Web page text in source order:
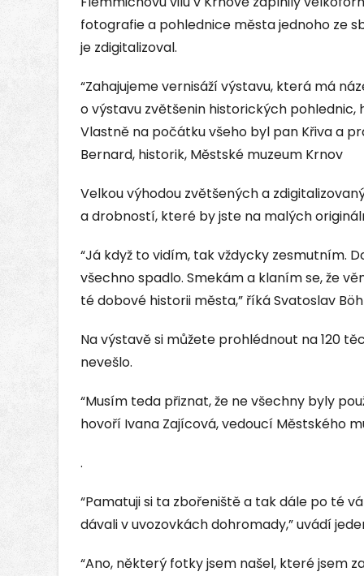
fotografie a pohlednice města jednoho ze
je zdigitalizoval.
“Zahajujeme vernisáží výstavu, která má
o výstavu zvětšenin historických
Vlastně na počátku všeho byl pan Křiva a
Bernard, historik, Městské muzeum Krnov
Velkou výhodou zvětšených a
a drobností, které by jste na malých
“Já když to vidím, tak vždycky zesmutním.
všechno spadlo. Smekám a klaním se, že
té dobové historii města,” říká Svatoslav
Na výstavě si můžete prohlédnout na 120
nevešlo.
“Musím teda přiznat, že ne všechny byly
hovoří Ivana Zajícová, vedoucí Městského
.
“Pamatuji si ta zbořeniště a tak dále po té
dávali v uvozovkách dohromady,” uvádí
“Ano, některý fotky jsem našel, které jsem